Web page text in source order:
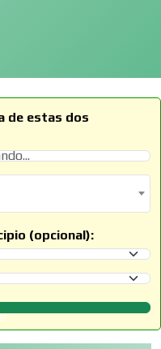
de estas dos
(opcional):